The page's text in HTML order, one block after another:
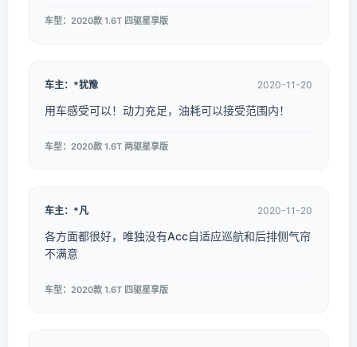
车型：2020款 1.6T 四驱星享版
车主：*犹豫 2020-11-20
用车感受可以！动力充足，油耗可以接受范围内！
车型：2020款 1.6T 两驱星享版
车主：*凡 2020-11-20
各方面都很好，唯独没有Acc自适应巡航和后排侧气帘
不满意
车型：2020款 1.6T 四驱星享版